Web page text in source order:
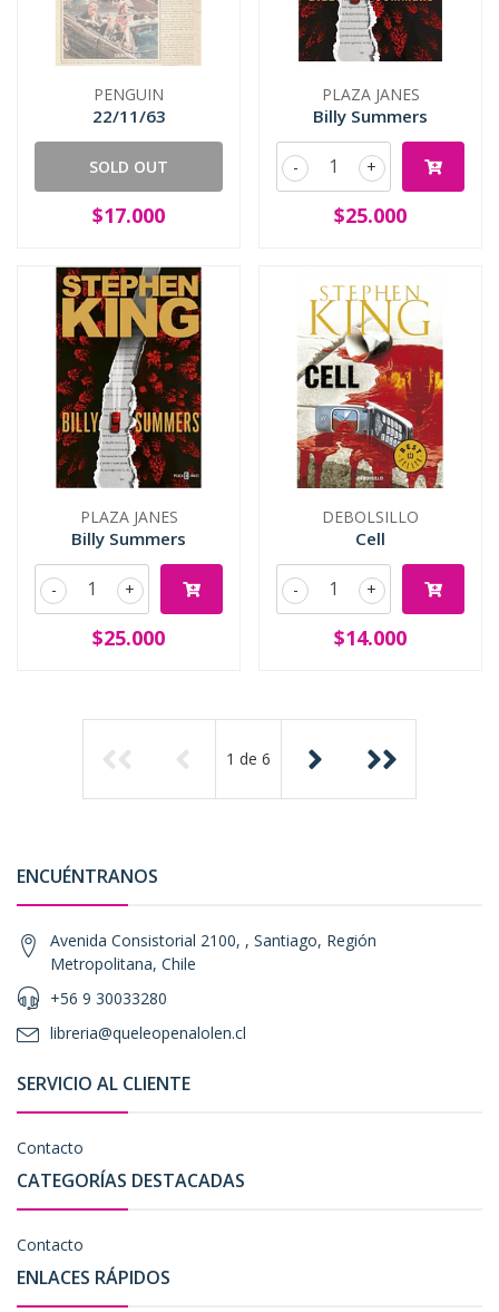
PENGUIN
22/11/63
SOLD OUT
$17.000
PLAZA JANES
Billy Summers
+
-
$25.000
PLAZA JANES
Billy Summers
+
-
$25.000
DEBOLSILLO
Cell
+
-
$14.000
1 de 6
ENCUÉNTRANOS
Avenida Consistorial 2100, , Santiago, Región
Metropolitana, Chile
+56 9 30033280
libreria@queleopenalolen.cl
SERVICIO AL CLIENTE
Contacto
CATEGORÍAS DESTACADAS
Contacto
ENLACES RÁPIDOS